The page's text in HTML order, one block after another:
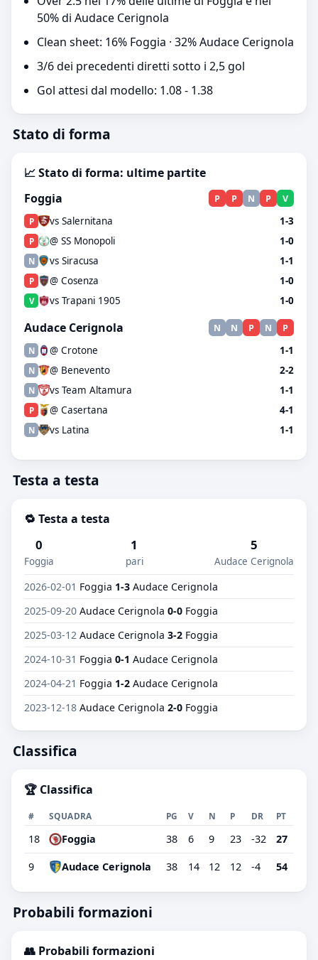
50% di Audace Cerignola
Clean sheet: 16% Foggia · 32% Audace Cerignola
3/6 dei precedenti diretti sotto i 2,5 gol
Gol attesi dal modello: 1.08 - 1.38
Stato di forma
📈 Stato di forma: ultime partite
Foggia
P P N P V
P vs Salernitana 1-3
P @ SS Monopoli 1-0
N vs Siracusa 1-1
P @ Cosenza 1-0
V vs Trapani 1905 1-0
Audace Cerignola N N P N P
N @ Crotone 1-1
N @ Benevento 2-2
N vs Team Altamura 1-1
P @ Casertana 4-1
N vs Latina 1-1
Testa a testa
🔁 Testa a testa
0
Foggia
1
pari
5
Audace Cerignola
2026-02-01 Foggia 1-3 Audace Cerignola
2025-09-20 Audace Cerignola 0-0 Foggia
2025-03-12 Audace Cerignola 3-2 Foggia
2024-10-31 Foggia 0-1 Audace Cerignola
2024-04-21 Foggia 1-2 Audace Cerignola
2023-12-18 Audace Cerignola 2-0 Foggia
Classifica
🏆 Classifica
# SQUADRA PG V N P DR PT
18 Foggia 38 6 9 23 -32 27
9 Audace Cerignola 38 14 12 12 -4 54
Probabili formazioni
👥 Probabili formazioni